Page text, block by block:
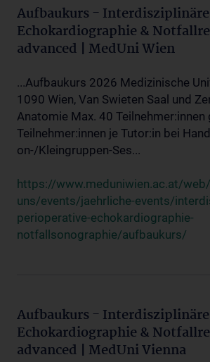
Aufbaukurs -
Echokardiographie &
advanced | MedUni Wien
...Aufbaukurs 2026 Medizinische
1090 Wien, Van Swieten Saal und
Anatomie Max. 40 Teilnehmer:innen
Teilnehmer:innen je Tutor:in bei
on-/Kleingruppen-Ses...
https://www.meduniwien.ac.at/
uns/events/jaehrliche-events/
perioperative-echokardiographie-
notfallsonographie/aufbaukurs/
Aufbaukurs -
Echokardiographie &
advanced | MedUni Vienna